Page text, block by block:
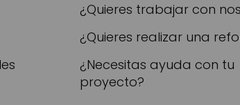
¿Quieres trabajar con
¿Quieres realizar una
¿Necesitas ayuda con tu
proyecto?